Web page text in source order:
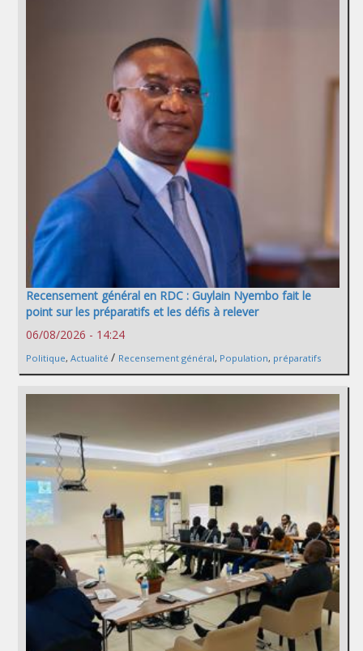
Recensement général en RDC : Guylain Nyembo fait le
point sur les préparatifs et les défis à relever
06/08/2026 - 14:24
Politique, Actualité / Recensement général, Population, préparatifs